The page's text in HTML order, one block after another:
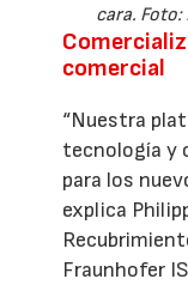
cara. Foto:
comercial
“Nuestra
tecnología y
para los
explica
Fraunhofer